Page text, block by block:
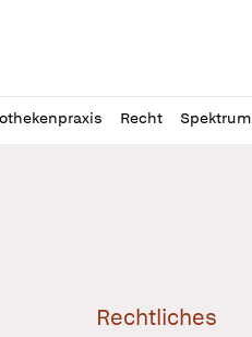
Recht Spektrum
Rechtliches